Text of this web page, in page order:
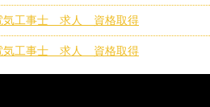
工事士 求人 資格取得
工事士 求人 資格取得